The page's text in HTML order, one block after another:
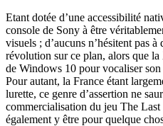
Etant dotée d’une accessibilité
console de Sony à être
visuels ; d’aucuns n’hésitent pas
révolution sur ce plan, alors que
de Windows 10 pour vocaliser son
Pour autant, la France étant
lurette, ce genre d’assertion ne
commercialisation du jeu The
également y être pour quelque